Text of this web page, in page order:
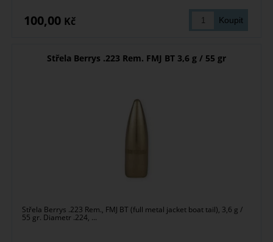
100,00 Kč
Střela Berrys .223 Rem. FMJ BT 3,6 g / 55 gr
Střela Berrys .223 Rem., FMJ BT (full metal jacket boat tail), 3,6 g /
55 gr. Diametr .224, ...